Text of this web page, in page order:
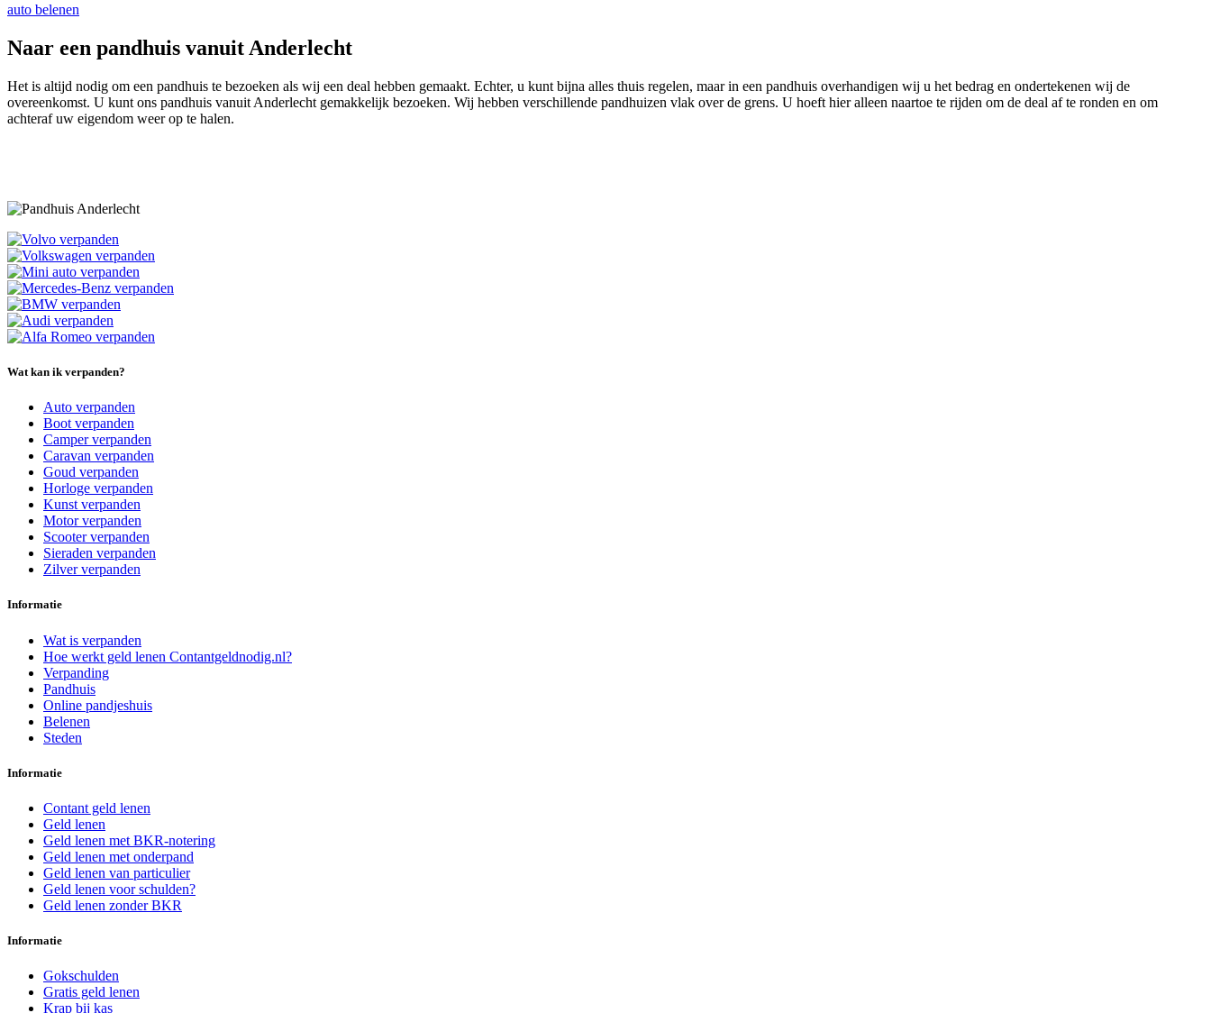
auto belenen
Naar een pandhuis vanuit Anderlecht
Het is altijd nodig om een pandhuis te bezoeken als wij een deal hebben gemaakt. Echter, u kunt bijna alles thuis regelen, maar in een pandhuis overhandigen wij u het bedrag en ondertekenen wij de
overeenkomst. U kunt ons pandhuis vanuit Anderlecht gemakkelijk bezoeken. Wij hebben verschillende pandhuizen vlak over de grens. U hoeft hier alleen naartoe te rijden om de deal af te ronden en om
achteraf uw eigendom weer op te halen.
Wat kan ik verpanden?
Auto verpanden
Boot verpanden
Camper verpanden
Caravan verpanden
Goud verpanden
Horloge verpanden
Kunst verpanden
Motor verpanden
Scooter verpanden
Sieraden verpanden
Zilver verpanden
Informatie
Wat is verpanden
Hoe werkt geld lenen Contantgeldnodig.nl?
Verpanding
Pandhuis
Online pandjeshuis
Belenen
Steden
Informatie
Contant geld lenen
Geld lenen
Geld lenen met BKR-notering
Geld lenen met onderpand
Geld lenen van particulier
Geld lenen voor schulden?
Geld lenen zonder BKR
Informatie
Gokschulden
Gratis geld lenen
Krap bij kas